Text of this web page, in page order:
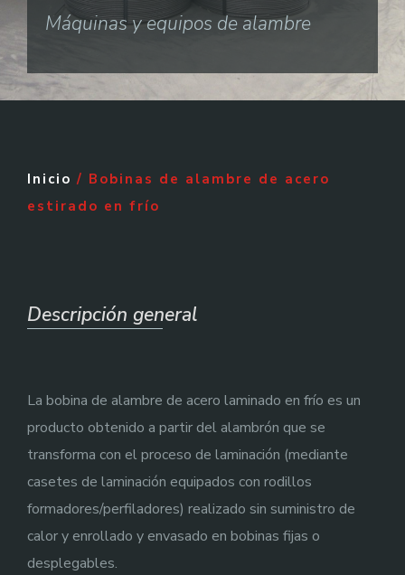
Máquinas y equipos de alambre
Inicio / Bobinas de alambre de acero
estirado en frío
Descripción general
La bobina de alambre de acero laminado en frío es un
producto obtenido a partir del alambrón que se
transforma con el proceso de laminación (mediante
casetes de laminación equipados con rodillos
formadores/perfiladores) realizado sin suministro de
calor y enrollado y envasado en bobinas fijas o
desplegables.